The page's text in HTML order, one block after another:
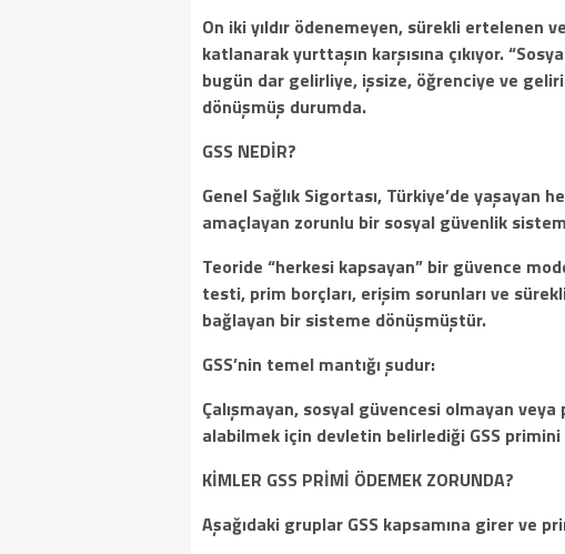
On iki yıldır ödenemeyen, sürekli ertelenen
katlanarak yurttaşın karşısına çıkıyor.
bugün dar gelirliye, işsize, öğrenciye ve
dönüşmüş durumda.
GSS NEDİR?
Genel Sağlık Sigortası, Türkiye’de yaşayan
amaçlayan zorunlu bir sosyal güvenlik
Teoride “herkesi kapsayan” bir güvence
testi, prim borçları, erişim sorunları ve
bağlayan bir sisteme dönüşmüştür.
GSS’nin temel mantığı şudur:
Çalışmayan, sosyal güvencesi olmayan
alabilmek için devletin belirlediği GSS primini
KİMLER GSS PRİMİ ÖDEMEK ZORUNDA?
Aşağıdaki gruplar GSS kapsamına girer ve